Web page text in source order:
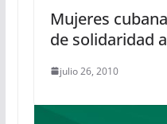
Mujeres
de solidaridad
julio 26, 2010